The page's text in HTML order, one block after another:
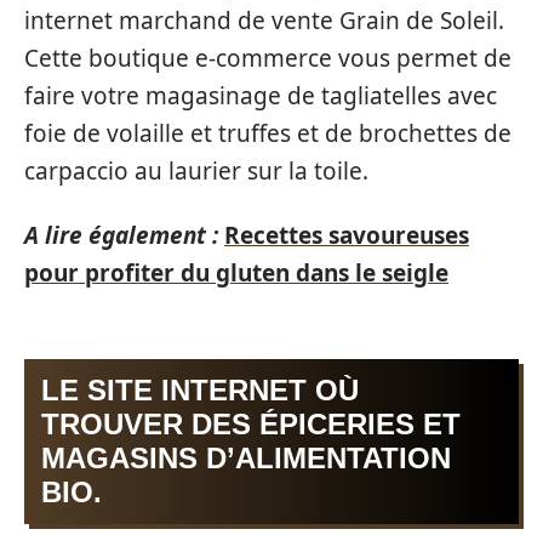
internet marchand de vente Grain de Soleil.
Cette boutique e-commerce vous permet de
faire votre magasinage de tagliatelles avec
foie de volaille et truffes et de brochettes de
carpaccio au laurier sur la toile.
A lire également : Recettes savoureuses
pour profiter du gluten dans le seigle
LE SITE INTERNET OÙ
TROUVER DES ÉPICERIES ET
MAGASINS D’ALIMENTATION
BIO.